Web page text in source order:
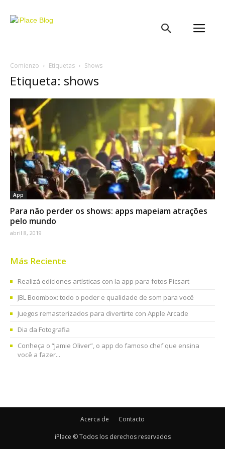
Comienzo Etiquetas Shows
Etiqueta: shows
App
Para não perder os shows: apps mapeiam atrações
pelo mundo
abril 8, 2019
Más Reciente
Realizá ediciones artísticas con la app para fotos Picsart
JBL Boombox: todo o poder e qualidade de som para você
Juegos remasterizados para divertirte con Apple Arcade
Dia da Fotografia
Conheça o “Jamie Oliver”, o app do famoso chef que ensina
você a fazer...
Acerca de Contacto
iPlace © Todos los derechos reservados